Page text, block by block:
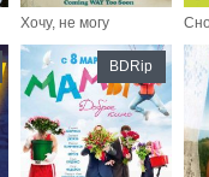
Хочу, не могу
BDRip